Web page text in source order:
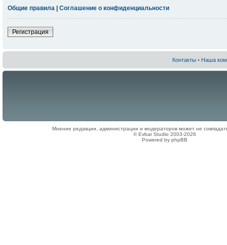
Общие правила
Соглашение о конфиденциальности
Регистрация
Контакты • Наша
Мнение редакции, администрации и модераторов может не
© Evbar Studio 2003-2026
Powered by phpBB